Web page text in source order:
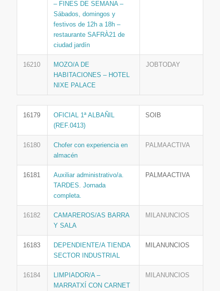
– FINES DE SEMANA –
Sábados, domingos y
festivos de 12h a 18h –
restaurante SAFRÀ21 de
ciudad jardín
16210
MOZO/A DE
HABITACIONES – HOTEL
NIXE PALACE
JOBTODAY
16179
OFICIAL 1ª ALBAÑIL
(REF.0413)
SOIB
16180
Chofer con experiencia en
almacén
PALMAACTIVA
16181
Auxiliar administrativo/a.
TARDES. Jornada
completa.
PALMAACTIVA
16182
CAMAREROS/AS BARRA
Y SALA
MILANUNCIOS
16183
DEPENDIENTE/A TIENDA
SECTOR INDUSTRIAL
MILANUNCIOS
16184
LIMPIADOR/A –
MARRATXÍ CON CARNET
MILANUNCIOS